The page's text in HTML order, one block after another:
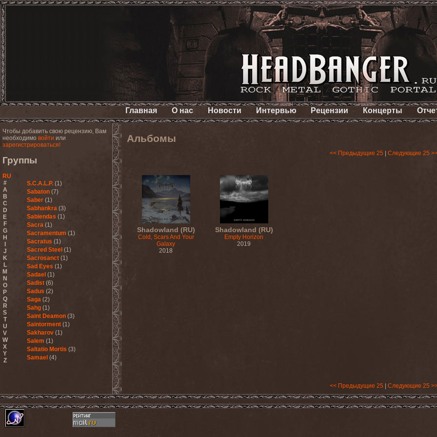
Главная О нас Новости Интервью Рецензии Концерты
Чтобы добавить свою рецензию, Вам
необходимо войти или
зарегистрироваться!
Группы
RU
#
A
B
C
D
E
F
G
H
J
K
L
M
N
O
P
Q
R
S
T
U
V
W
X
Y
Z
S.C.A.L.P. (1)
Sabaton (7)
Saber (1)
Sabhankra (3)
Sabiendas (1)
Sacra (1)
Sacramentum (1)
Sacratus (1)
Sacred Steel (1)
Sacrosanct (1)
Sad Eyes (1)
Sadael (1)
Sadist (6)
Sadus (2)
Saga (2)
Sahg (1)
Saint Deamon (3)
Saintorment (1)
Sakharov (1)
Salem (1)
Saltatio Mortis (3)
Samael (4)
Sangara (1)
Santa Cruz (1)
Sarah Where Is My Tea
Альбомы
<< Предыдущие 25 Следующие 25
Shadowland (RU)
Cold, Scars And Your
Galaxy
2018
Shadowland (RU)
Empty Horizon
2019
<< Предыдущие 25 Следующие 25